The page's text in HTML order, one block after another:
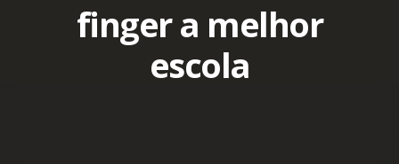
finger a melhor
escola